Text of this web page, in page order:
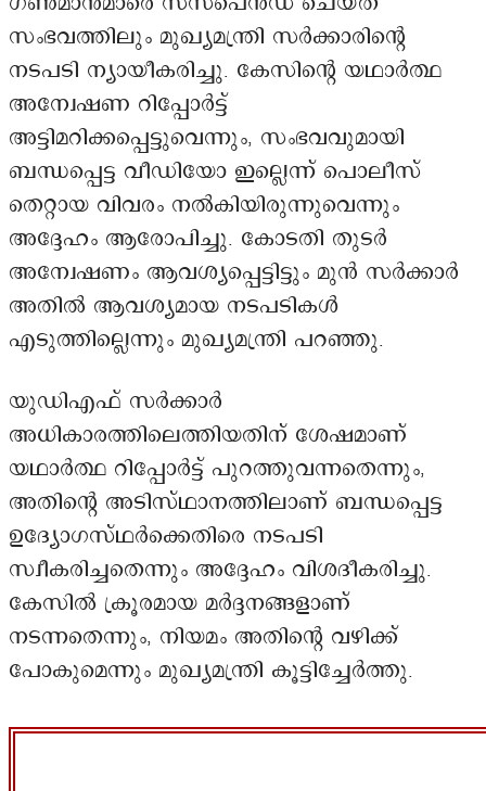
സംഭവത്തിലും മുഖ്യമന്ത്രി സർക്കാരിന്റെ
നടപടി ന്യായീകരിച്ചു. കേസിന്റെ യഥാർത്ഥ
അന്വേഷണ റിപ്പോർട്ട്
അട്ടിമറിക്കപ്പെട്ടുവെന്നും, സംഭവവുമായി
ബന്ധപ്പെട്ട വീഡിയോ ഇല്ലെന്ന് പൊലീസ്
തെറ്റായ വിവരം നൽകിയിരുന്നുവെന്നും
അദ്ദേഹം ആരോപിച്ചു. കോടതി തുടർ
അന്വേഷണം ആവശ്യപ്പെട്ടിട്ടും മുൻ സർക്കാർ
അതിൽ ആവശ്യമായ നടപടികൾ
എടുത്തില്ലെന്നും മുഖ്യമന്ത്രി പറഞ്ഞു.
യുഡിഎഫ് സർക്കാർ
അധികാരത്തിലെത്തിയതിന് ശേഷമാണ്
യഥാർത്ഥ റിപ്പോർട്ട് പുറത്തുവന്നതെന്നും,
അതിന്റെ അടിസ്ഥാനത്തിലാണ് ബന്ധപ്പെട്ട
ഉദ്യോഗസ്ഥർക്കെതിരെ നടപടി
സ്വീകരിച്ചതെന്നും അദ്ദേഹം വിശദീകരിച്ചു.
കേസിൽ ക്രൂരമായ മർദ്ദനങ്ങളാണ്
നടന്നതെന്നും, നിയമം അതിന്റെ വഴിക്ക്
പോകുമെന്നും മുഖ്യമന്ത്രി കൂട്ടിച്ചേർത്തു.